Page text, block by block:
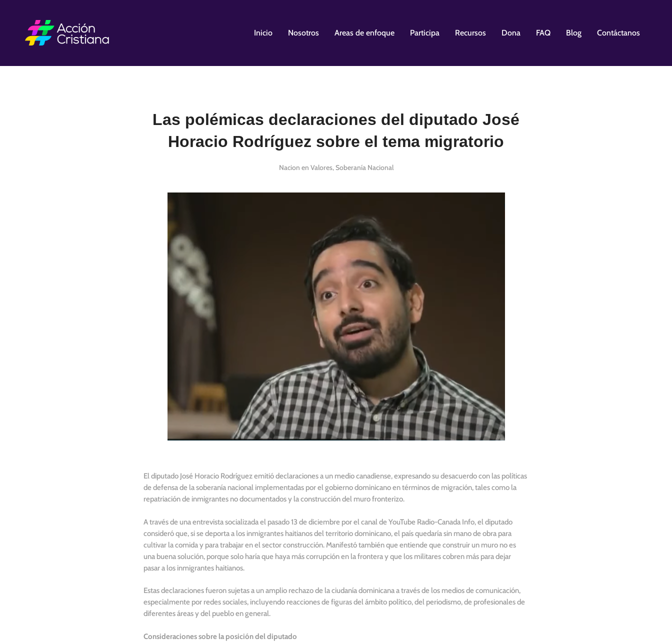
Inicio Nosotros Areas de enfoque Participa Recursos Dona FAQ Blog Contáctanos
Las polémicas declaraciones del diputado José
Horacio Rodríguez sobre el tema migratorio
Nacion en Valores, Soberanía Nacional
El diputado José Horacio Rodríguez emitió declaraciones a un medio canadiense, expresando su desacuerdo con las políticas
de defensa de la soberanía nacional implementadas por el gobierno dominicano en términos de migración, tales como la
repatriación de inmigrantes no documentados y la construcción del muro fronterizo.
A través de una entrevista socializada el pasado 13 de diciembre por el canal de YouTube Radio-Canada Info, el diputado
consideró que, si se deporta a los inmigrantes haitianos del territorio dominicano, el país quedaría sin mano de obra para
cultivar la comida y para trabajar en el sector construcción. Manifestó también que entiende que construir un muro no es
una buena solución, porque solo haría que haya más corrupción en la frontera y que los militares cobren más para dejar
pasar a los inmigrantes haitianos.
Estas declaraciones fueron sujetas a un amplio rechazo de la ciudanía dominicana a través de los medios de comunicación,
especialmente por redes sociales, incluyendo reacciones de figuras del ámbito político, del periodismo, de profesionales de
diferentes áreas y del pueblo en general.
Consideraciones sobre la posición del diputado